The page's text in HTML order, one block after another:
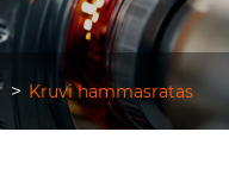
Kruvi hammasratas